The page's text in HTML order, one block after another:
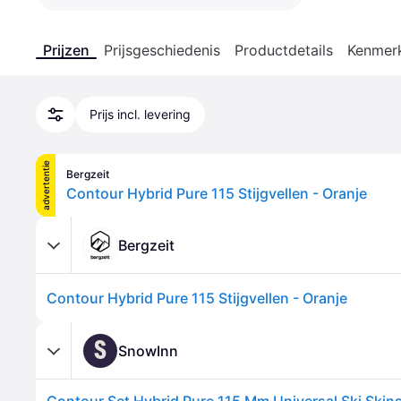
Prijzen Prijsgeschiedenis Productdetails
Prijs incl. levering
advertentie Bergzeit
Contour Hybrid Pure 115 Stijgvellen - Oranje
Bergzeit
Contour Hybrid Pure 115 Stijgvellen - Oranje
S SnowInn